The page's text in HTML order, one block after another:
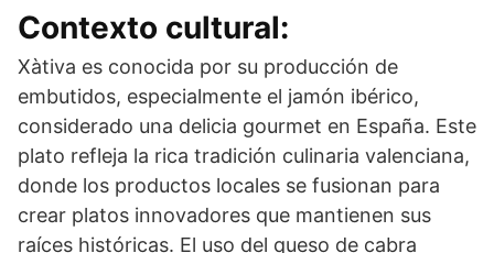
Contexto cultural:
Xàtiva es conocida por su producción de
embutidos, especialmente el jamón ibérico,
considerado una delicia gourmet en España. Este
plato refleja la rica tradición culinaria valenciana,
donde los productos locales se fusionan para
crear platos innovadores que mantienen sus
raíces históricas. El uso del queso de cabra